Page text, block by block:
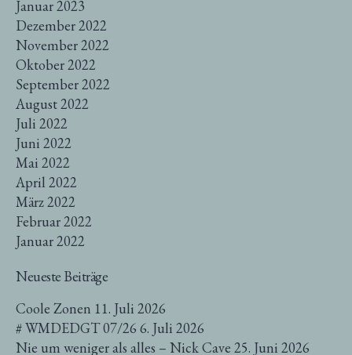
Januar 2023
Dezember 2022
November 2022
Oktober 2022
September 2022
August 2022
Juli 2022
Juni 2022
Mai 2022
April 2022
März 2022
Februar 2022
Januar 2022
Neueste Beiträge
Coole Zonen 11. Juli 2026
# WMDEDGT 07/26 6. Juli 2026
Nie um weniger als alles – Nick Cave 25. Juni 2026